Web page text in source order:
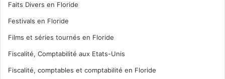
Faits Divers en Floride
Festivals en Floride
Films et séries tournés en Floride
Fiscalité, Comptabilité aux Etats-Unis
Fiscalité, comptables et comptabilité en Floride